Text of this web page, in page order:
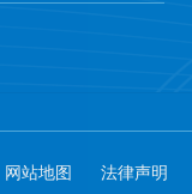
网站地图 法律声明